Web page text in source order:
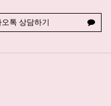
오톡 상담하기